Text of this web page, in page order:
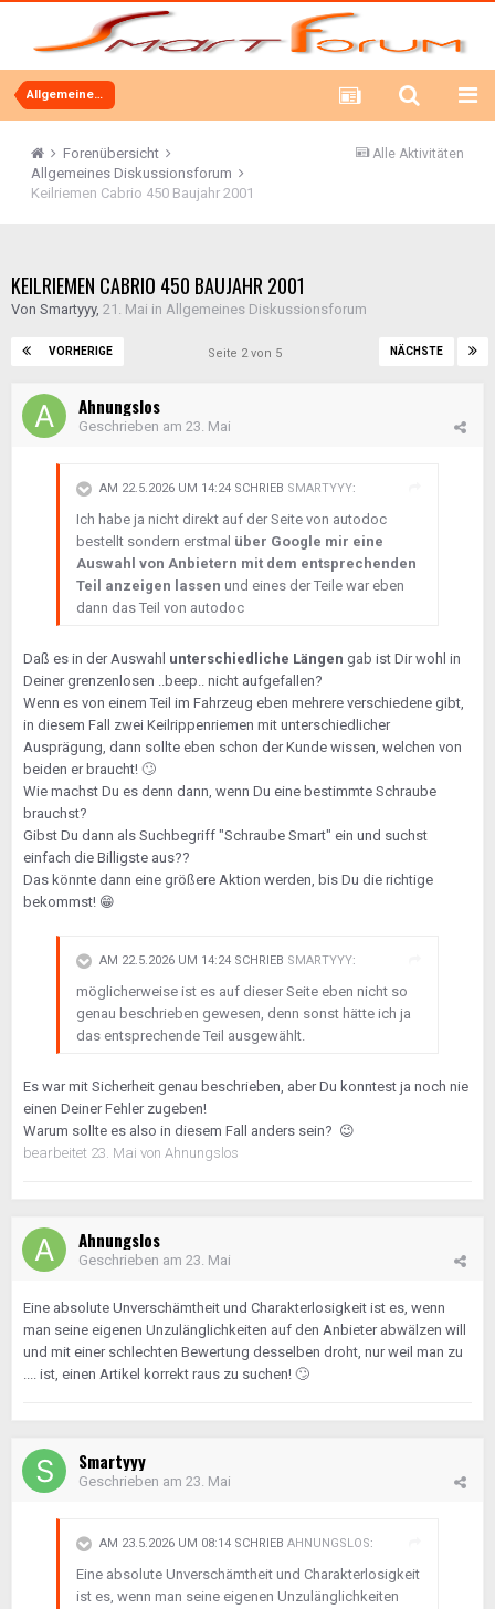
Allgemeines Diskussionsforum
Alle Aktivitäten
Forenübersicht
Allgemeines Diskussionsforum
Keilriemen Cabrio 450 Baujahr 2001
KEILRIEMEN CABRIO 450 BAUJAHR 2001
Von Smartyyy, 21. Mai in Allgemeines Diskussionsforum
VORHERIGE NÄCHSTE
Seite 2 von 5
Ahnungslos
Geschrieben am 23. Mai
AM 22.5.2026 UM 14:24 SCHRIEB SMARTYYY:
Ich habe ja nicht direkt auf der Seite von autodoc
bestellt sondern erstmal über Google mir eine
Auswahl von Anbietern mit dem entsprechenden
Teil anzeigen lassen und eines der Teile war eben
dann das Teil von autodoc
Daß es in der Auswahl unterschiedliche Längen gab ist Dir wohl in
Deiner grenzenlosen ..beep.. nicht aufgefallen?
Wenn es von einem Teil im Fahrzeug eben mehrere verschiedene gibt,
in diesem Fall zwei Keilrippenriemen mit unterschiedlicher
Ausprägung, dann sollte eben schon der Kunde wissen, welchen von
beiden er braucht! 🙄
Wie machst Du es denn dann, wenn Du eine bestimmte Schraube
brauchst?
Gibst Du dann als Suchbegriff "Schraube Smart" ein und suchst
einfach die Billigste aus??
Das könnte dann eine größere Aktion werden, bis Du die richtige
bekommst! 😁
AM 22.5.2026 UM 14:24 SCHRIEB SMARTYYY:
möglicherweise ist es auf dieser Seite eben nicht so
genau beschrieben gewesen, denn sonst hätte ich ja
das entsprechende Teil ausgewählt.
Es war mit Sicherheit genau beschrieben, aber Du konntest ja noch nie
einen Deiner Fehler zugeben!
Warum sollte es also in diesem Fall anders sein? 😉
bearbeitet 23. Mai von Ahnungslos
Ahnungslos
Geschrieben am 23. Mai
Eine absolute Unverschämtheit und Charakterlosigkeit ist es, wenn
man seine eigenen Unzulänglichkeiten auf den Anbieter abwälzen will
und mit einer schlechten Bewertung desselben droht, nur weil man zu
.... ist, einen Artikel korrekt raus zu suchen! 🙄
Smartyyy
Geschrieben am 23. Mai
AM 23.5.2026 UM 08:14 SCHRIEB AHNUNGSLOS:
Eine absolute Unverschämtheit und Charakterlosigkeit
ist es, wenn man seine eigenen Unzulänglichkeiten